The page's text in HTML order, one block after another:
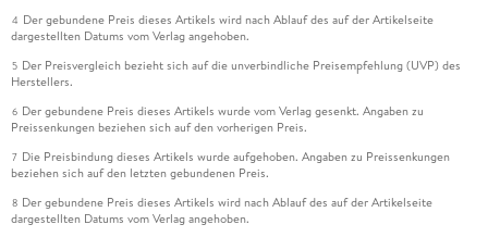
4 Der gebundene Preis dieses Artikels wird nach Ablauf des auf der Artikelseite
dargestellten Datums vom Verlag angehoben.
5 Der Preisvergleich bezieht sich auf die unverbindliche Preisempfehlung (UVP) des
Herstellers.
6 Der gebundene Preis dieses Artikels wurde vom Verlag gesenkt. Angaben zu
Preissenkungen beziehen sich auf den vorherigen Preis.
7 Die Preisbindung dieses Artikels wurde aufgehoben. Angaben zu Preissenkungen
beziehen sich auf den letzten gebundenen Preis.
8 Der gebundene Preis dieses Artikels wird nach Ablauf des auf der Artikelseite
dargestellten Datums vom Verlag angehoben.